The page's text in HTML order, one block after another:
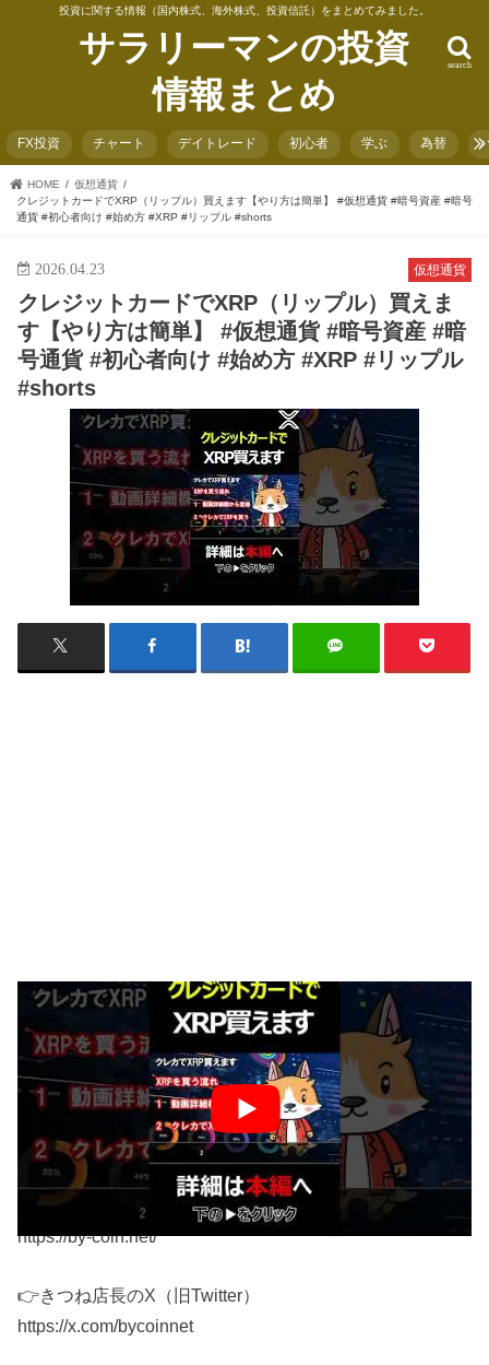
投資に関する情報（国内株式、海外株式、投資信託）をまとめてみました。
サラリーマンの投資
情報まとめ
search
FX投資 チャート デイトレード 初心者 学ぶ 為替
HOME
仮想通貨
クレジットカードでXRP（リップル）買えます【やり方は簡単】 #仮想通貨 #暗号資産 #暗号
通貨 #初心者向け #始め方 #XRP #リップル #shorts
仮想通貨
2026.04.23
クレジットカードでXRP（リップル）買えま
す【やり方は簡単】 #仮想通貨 #暗号資産 #暗
号通貨 #初心者向け #始め方 #XRP #リップル
#shorts
動画詳細欄は▶の本編の概要欄から確認できます
⬇️XRPが買える、Bitgetはこちら（手数料が永久に
30％OFF）
https://partner.bitget.com/bg/FVQD31
👉きつね店長 仮想通貨Blog
https://by-coin.net/
👉きつね店長のX（旧Twitter）
https://x.com/bycoinnet